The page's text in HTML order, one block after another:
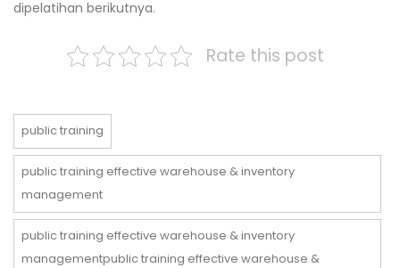
dipelatihan berikutnya.
Rate this post
public training
public training effective warehouse & inventory
management
public training effective warehouse & inventory
managementpublic training effective warehouse &